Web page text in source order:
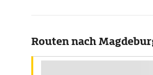
Routen nach